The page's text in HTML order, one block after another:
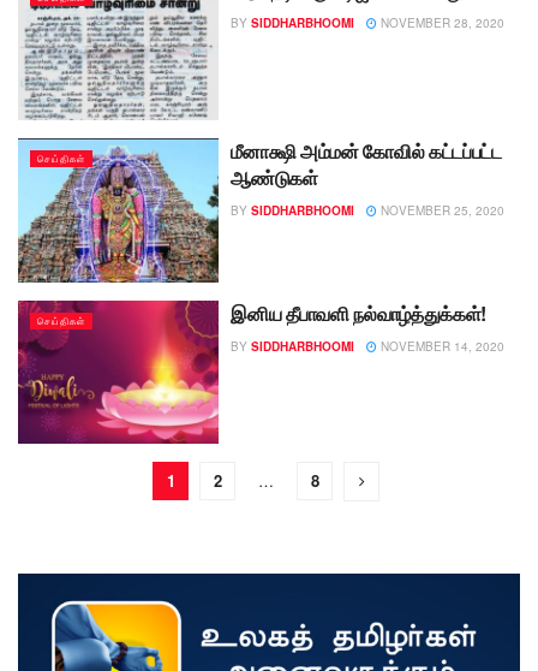
BY SIDDHARBHOOMI NOVEMBER 28, 2020
செய்திகள்
மீனாக்ஷி அம்மன் கோவில் கட்டப்பட்ட
ஆண்டுகள்
BY SIDDHARBHOOMI NOVEMBER 25, 2020
செய்திகள் இனிய தீபாவளி நல்வாழ்த்துக்கள்!
BY SIDDHARBHOOMI NOVEMBER 14, 2020
1 2 … 8